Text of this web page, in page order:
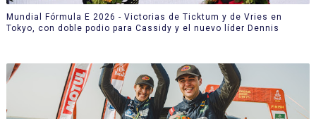
Mundial Fórmula E 2026 - Victorias de Ticktum y de Vries en
Tokyo, con doble podio para Cassidy y el nuevo líder Dennis